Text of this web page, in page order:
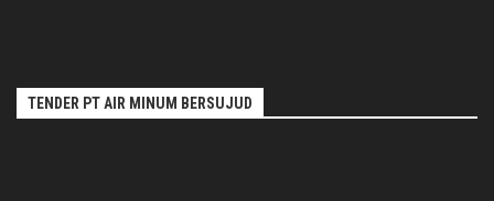
TENDER PT AIR MINUM BERSUJUD